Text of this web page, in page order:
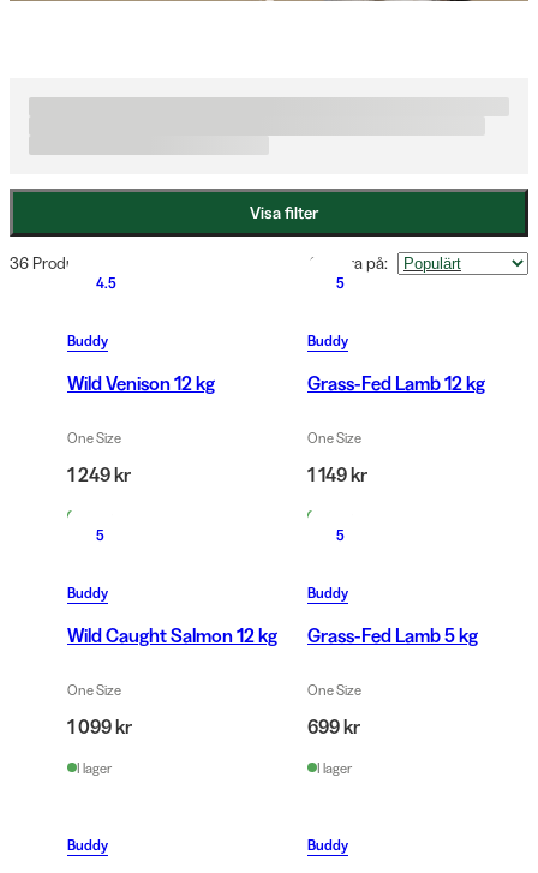
välmående varje dag. Hos Widforss hittar du utvalda produkter
Visa filter
36 Produkter Sortera på:
4.5
Buddy
Wild Venison 12 kg
One Size
1 249 kr
5
Buddy
Grass-Fed Lamb 12 kg
One Size
1 149 kr
5
Buddy
Wild Caught Salmon 12 kg
One Size
1 099 kr
I lager
5
Buddy
Grass-Fed Lamb 5 kg
One Size
699 kr
I lager
Buddy Buddy